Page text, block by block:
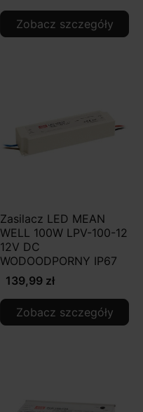
Zobacz szczegóły
Zasilacz LED MEAN
WELL 100W LPV-100-12
12V DC
WODOODPORNY IP67
139,99 zł
Zobacz szczegóły